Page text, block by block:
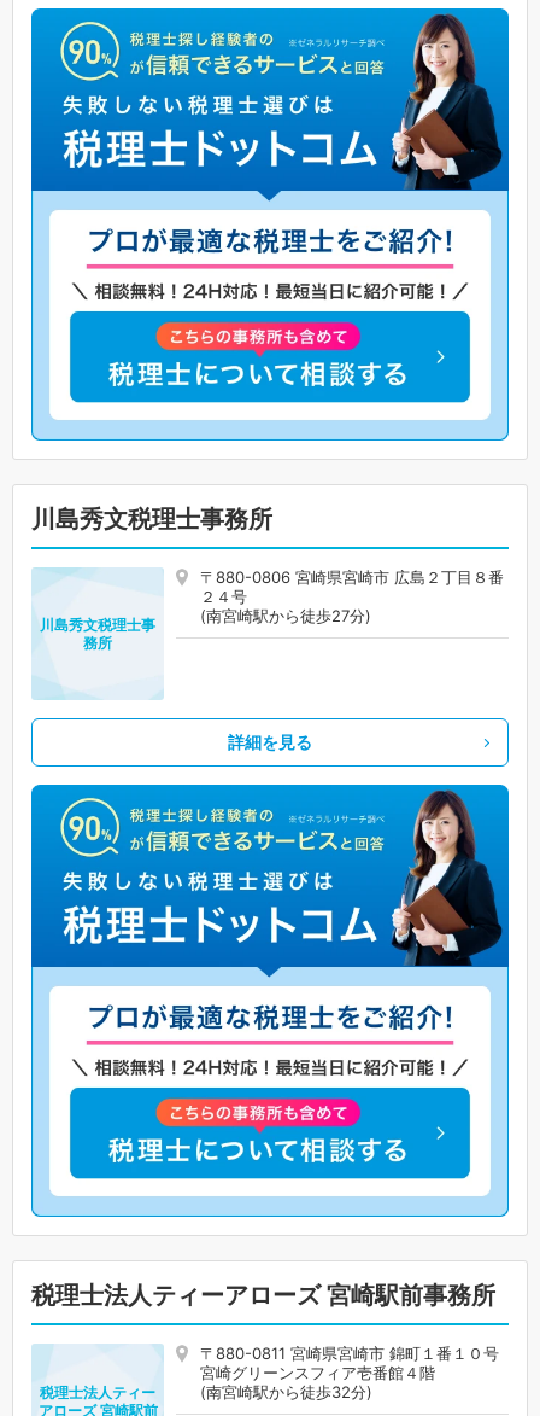
川島秀文税理士事務所
〒880-0806 宮崎県宮崎市 広島２丁目８番
２４号
(南宮崎駅から徒歩27分)
川島秀文税理士事
務所
詳細を見る
税理士法人ティーアローズ 宮崎駅前事務所
〒880-0811 宮崎県宮崎市 錦町１番１０号
宮崎グリーンスフィア壱番館４階
(南宮崎駅から徒歩32分)
税理士法人ティー
アローズ 宮崎駅前